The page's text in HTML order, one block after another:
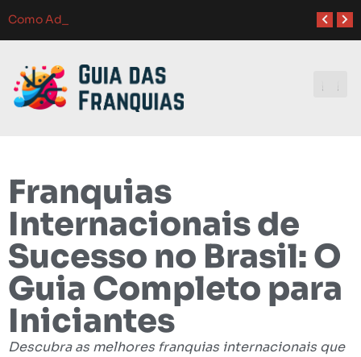
Franquias
Internacionais de
Sucesso no Brasil: O
Guia Completo para
Iniciantes
Descubra as melhores franquias internacionais que